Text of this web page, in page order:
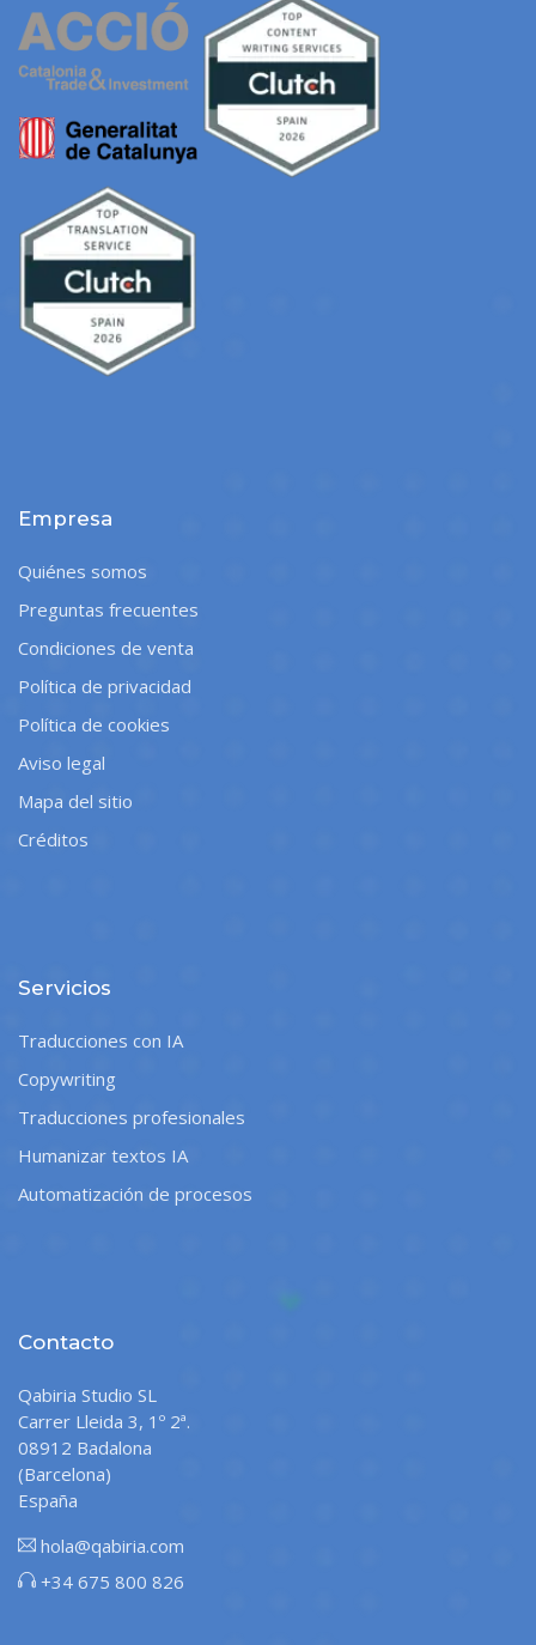
Empresa
Quiénes somos
Preguntas frecuentes
Condiciones de venta
Política de privacidad
Política de cookies
Aviso legal
Mapa del sitio
Créditos
Servicios
Traducciones con IA
Copywriting
Traducciones profesionales
Humanizar textos IA
Automatización de procesos
Contacto
Qabiria Studio SL
Carrer Lleida 3, 1º 2ª.
08912 Badalona
(Barcelona)
España
hola@qabiria.com
+34 675 800 826